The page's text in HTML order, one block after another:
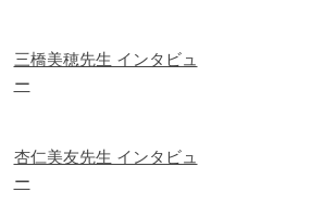
三橋美穂先生 インタビュ
ー
杏仁美友先生 インタビュ
ー